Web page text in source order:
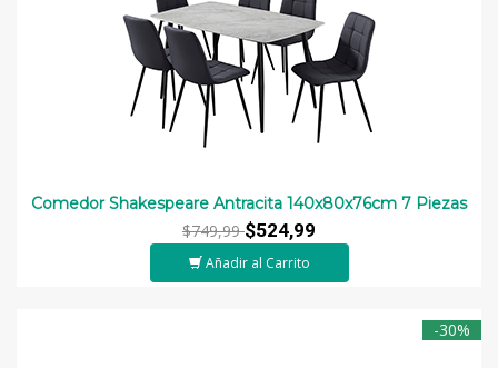
Comedor Shakespeare Antracita 140x80x76cm 7 Piezas
$749,99$524,99
Añadir al Carrito
-30%